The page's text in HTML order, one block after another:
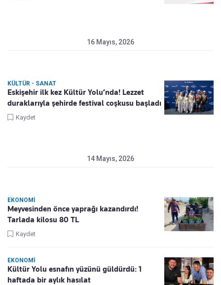
16 Mayıs, 2026
KÜLTÜR - SANAT
Eskişehir ilk kez Kültür Yolu’nda! Lezzet
duraklarıyla şehirde festival coşkusu başladı
Kaydet
14 Mayıs, 2026
EKONOMI
Meyvesinden önce yaprağı kazandırdı!
Tarlada kilosu 80 TL
Kaydet
EKONOMI
Kültür Yolu esnafın yüzünü güldürdü: 1
haftada bir aylık hasılat